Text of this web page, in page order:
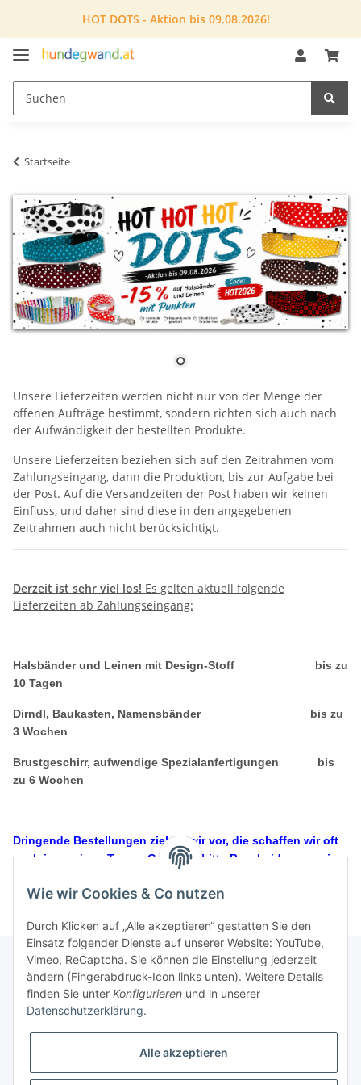
HOT DOTS - Aktion bis 09.08.2026!
Startseite
Unsere Lieferzeiten werden nicht nur von der Menge der
offenen Aufträge bestimmt, sondern richten sich auch nach
der Aufwändigkeit der bestellten Produkte.
Unsere Lieferzeiten beziehen sich auf den Zeitrahmen vom
Zahlungseingang, dann die Produktion, bis zur Aufgabe bei
der Post. Auf die Versandzeiten der Post haben wir keinen
Einfluss, und daher sind diese in den angegebenen
Zeitrahmen auch nicht berücksichtigt.
Derzeit ist sehr viel los! Es gelten aktuell folgende
Lieferzeiten ab Zahlungseingang:
Halsbänder und Leinen mit Design-Stoff bis zu
10 Tagen
Dirndl, Baukasten, Namensbänder bis zu
3 Wochen
Brustgeschirr, aufwendige Spezialanfertigungen bis
zu 6 Wochen
Dringende Bestellungen ziehen wir vor, die schaffen wir oft
auch in wenigen Tagen. Gebt uns bitte Bescheid, wenn eine
Informationen
Wie wir Cookies & Co nutzen
Durch Klicken auf „Alle akzeptieren“ gestatten Sie den
Einsatz folgender Dienste auf unserer Website: YouTube,
Vimeo, ReCaptcha. Sie können die Einstellung jederzeit
ändern (Fingerabdruck-Icon links unten). Weitere Details
finden Sie unter Konfigurieren und in unserer
Datenschutzerklärung.
Alle akzeptieren